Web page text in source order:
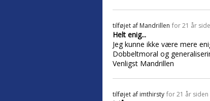
tilføjet af Mandrillen for 21 år
Helt enig...
Jeg kunne ikke være mere
Dobbeltmoral og
Venligst Mandrillen
tilføjet af imthirsty for 21 år siden